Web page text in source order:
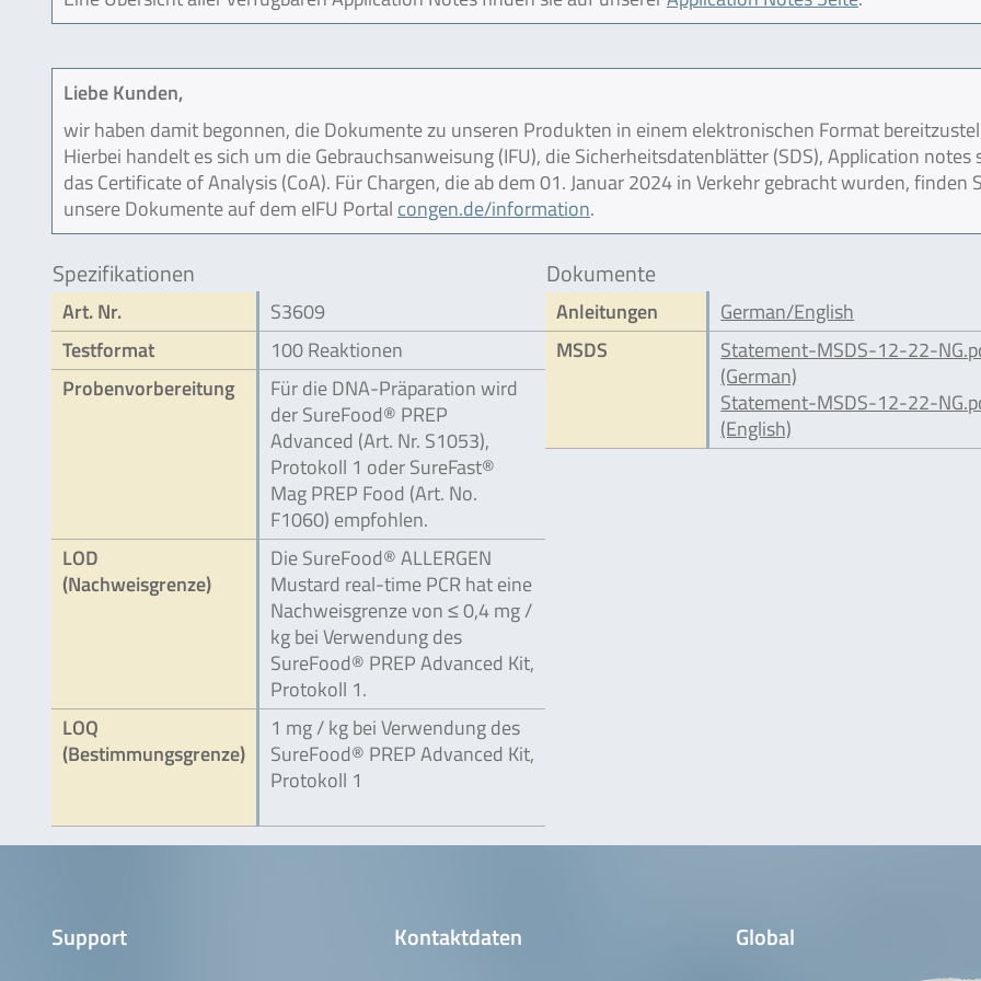
Liebe Kunden,
wir haben damit begonnen, die Dokumente zu unseren Produkten in einem elektronischen Format
Hierbei handelt es sich um die Gebrauchsanweisung (IFU), die Sicherheitsdatenblätter (SDS), Application notes
das Certificate of Analysis (CoA). Für Chargen, die ab dem 01. Januar 2024 in Verkehr gebracht wurden, finden
unsere Dokumente auf dem eIFU Portal congen.de/information.
Spezifikationen
Art. Nr.
S3609
Testformat
100 Reaktionen
Probenvorbereitung
Für die DNA-Präparation wird
der SureFood® PREP
Advanced (Art. Nr. S1053),
Protokoll 1 oder SureFast®
Mag PREP Food (Art. No.
F1060) empfohlen.
LOD
(Nachweisgrenze)
Die SureFood® ALLERGEN
Mustard real-time PCR hat eine
Nachweisgrenze von ≤ 0,4 mg /
kg bei Verwendung des
SureFood® PREP Advanced Kit,
Protokoll 1.
LOQ
(Bestimmungsgrenze)
1 mg / kg bei Verwendung des
SureFood® PREP Advanced Kit,
Protokoll 1
Dokumente
Anleitungen
German/English
MSDS
Statement-MSDS-12-22-
(German)
Statement-MSDS-12-22-
(English)
Support Kontaktdaten Global